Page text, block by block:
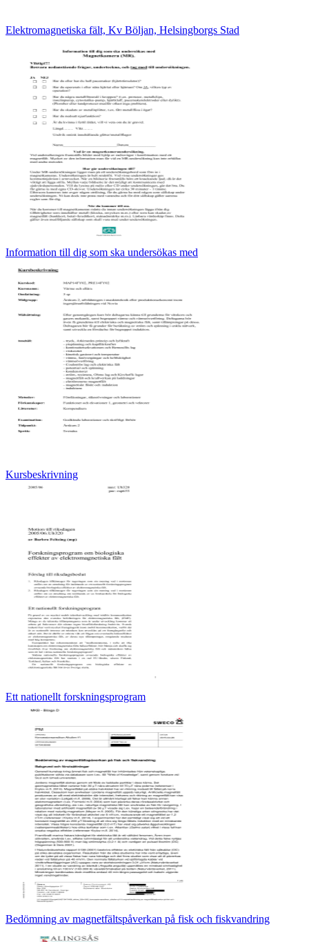
Elektromagnetiska fält, Kv Böljan, Helsingborgs Stad
Information till dig som ska undersökas med
Kursbeskrivning
Ett nationellt forskningsprogram
Bedömning av magnetfältspåverkan på fisk och fiskvandring